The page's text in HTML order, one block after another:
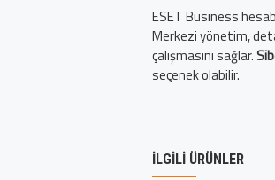
ESET Business
Merkezi yönetim,
çalışmasını sağlar.
seçenek olabilir.
İLGILI ÜRÜNLER